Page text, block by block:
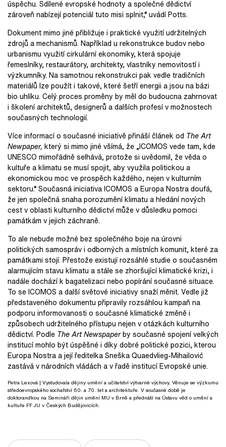
úspěchu. Sdílené evropské hodnoty a společné dědictví
zároveň nabízejí potenciál tuto misi splnit,“ uvádí Potts.
Dokument mimo jiné přibližuje i praktické využití udržitelných
zdrojů a mechanismů. Například u rekonstrukce budov nebo
urbanismu využití cirkulární ekonomiky, která spojuje
řemeslníky, restaurátory, architekty, vlastníky nemovitostí i
výzkumníky. Na samotnou rekonstrukci pak vedle tradičních
materiálů lze použít i takové, které šetří energii a jsou na bázi
bio uhlíku. Celý proces proměny by měl do budoucna zahrnovat
i školení architektů, designerů a dalších profesí v možnostech
současných technologií.
Více informací o současné iniciativě přináší článek od The Art
Newpaper, který si mimo jiné všímá, že „ICOMOS vede tam, kde
UNESCO mimořádně selhává, protože si uvědomil, že věda o
kultuře a klimatu se musí spojit, aby využila politickou a
ekonomickou moc ve prospěch každého, nejen v kulturním
sektoru.“ Současná iniciativa ICOMOS a Europa Nostra doufá,
že jen společná snaha porozumění klimatu a hledání nových
cest v oblasti kulturního dědictví může v důsledku pomoci
památkám v jejich záchraně.
To ale nebude možné bez společného boje na úrovni
politických samospráv i odborných a místních komunit, které za
památkami stojí. Přestože existují rozsáhlé studie o současném
alarmujícím stavu klimatu a stále se zhoršující klimatické krizi, i
nadále dochází k bagatelizaci nebo popírání současné situace.
To se ICOMOS a další světové iniciativy snaží měnit. Vedle již
představeného dokumentu připravily rozsáhlou kampaň na
podporu informovanosti o současné klimatické změně i
způsobech udržitelného přístupu nejen v otázkách kulturního
dědictví. Podle The Art Newspaperby současné spojení velkých
institucí mohlo být úspěšné i díky dobré politické pozici, kterou
Europa Nostra a její ředitelka Sneška Quaedvlieg-Mihailović
zastává v národních vládách a v řadě institucí Evropské unie.
Petra Lexová | Vystudovala dějiny umění a učitelství výtvarné výchovy. Věnuje se výzkumu
středoevropského sochařství 60. a 70. let a architektuře. V současné době je
doktorandkou na Semináři dějin umění MU v Brně a přednáší na Ústavu věd o umění a
kultuře FF JU v Českých Budějovicích.